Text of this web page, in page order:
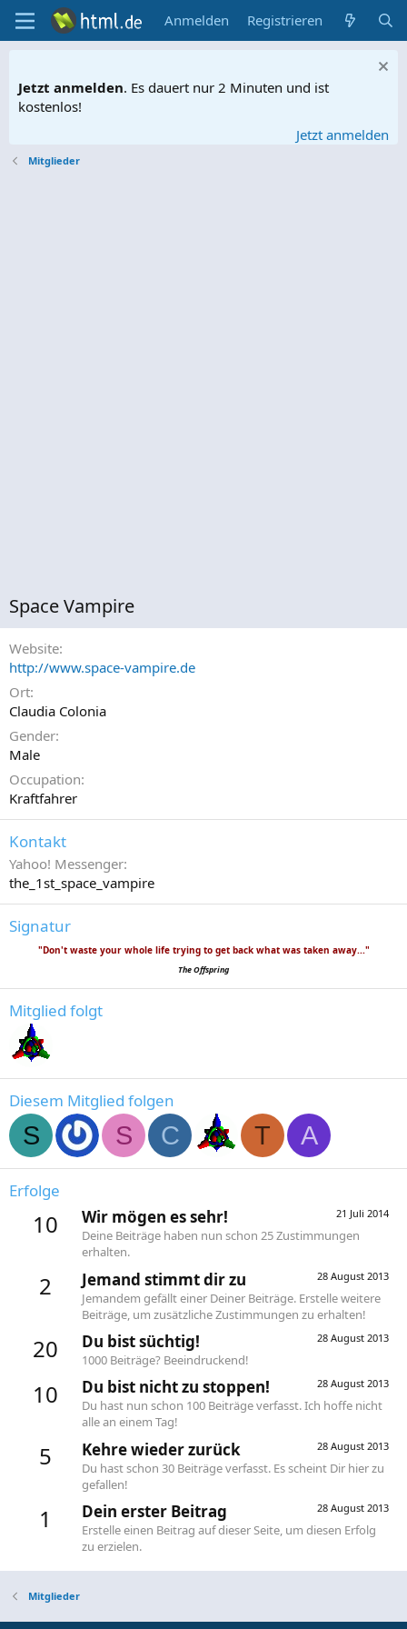
Anmelden Registrieren
Jetzt anmelden. Es dauert nur 2 Minuten und ist
kostenlos!
Jetzt anmelden
Mitglieder
Space Vampire
Website
http://www.space-vampire.de
Ort
Claudia Colonia
Gender
Male
Occupation
Kraftfahrer
Kontakt
Yahoo! Messenger
the_1st_space_vampire
Signatur
"Don't waste your whole life trying to get back what was taken away..."
The Offspring
Mitglied folgt
Diesem Mitglied folgen
S S C T A
Erfolge
10 21 Juli 2014
Wir mögen es sehr!
Deine Beiträge haben nun schon 25 Zustimmungen
erhalten.
2 28 August 2013
Jemand stimmt dir zu
Jemandem gefällt einer Deiner Beiträge. Erstelle weitere
Beiträge, um zusätzliche Zustimmungen zu erhalten!
20 28 August 2013
Du bist süchtig!
1000 Beiträge? Beeindruckend!
10 28 August 2013
Du bist nicht zu stoppen!
Du hast nun schon 100 Beiträge verfasst. Ich hoffe nicht
alle an einem Tag!
5 28 August 2013
Kehre wieder zurück
Du hast schon 30 Beiträge verfasst. Es scheint Dir hier zu
gefallen!
1 28 August 2013
Dein erster Beitrag
Erstelle einen Beitrag auf dieser Seite, um diesen Erfolg
zu erzielen.
Mitglieder